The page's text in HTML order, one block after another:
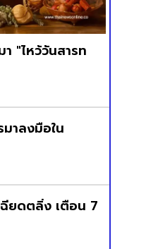
"ไหว้วันสารท
าลงมือใน
ยดตลิ่ง เตือน 7